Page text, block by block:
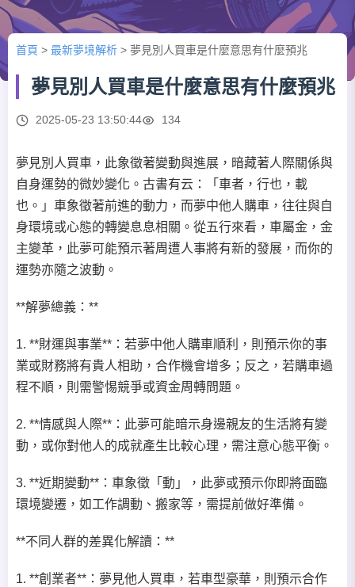
首頁 > 最新夢境解析 > 夢見別人買車是什麼意思有什麼預兆
夢見別人買車是什麼意思有什麼預兆
2025-05-23 13:50:44 134
夢見別人買車，此象徵著變動與進展，暗藏著人際關係與
自身運勢的微妙變化。古書有云：「車者，行也，載
也。」車象徵著前進的動力，而夢中他人購車，往往與自
身環境或心態的轉變息息相關。從五行來看，車屬金，金
主變革，此夢可能預示著周遭人事將有新的發展，而你的
運勢亦隨之波動。
**解夢總義：**
1. **財運與事業**：若夢中他人購車順利，則預示你的事
業或財務將有貴人相助，合作機會增多；反之，若購車過
程不順，則需警惕競爭或資金周轉問題。
2. **情感與人際**：此夢可能暗示身邊親友的生活將有變
動，或你對他人的成就產生比較心理，需注意心態平衡。
3. **近期變動**：車象徵「動」，此夢或預示你即將面臨
環境變遷，如工作調動、搬家等，需提前做好準備。
**不同人群的差異化解讀：**
1. **創業者**：夢見他人買車，若車型豪華，則預示合作